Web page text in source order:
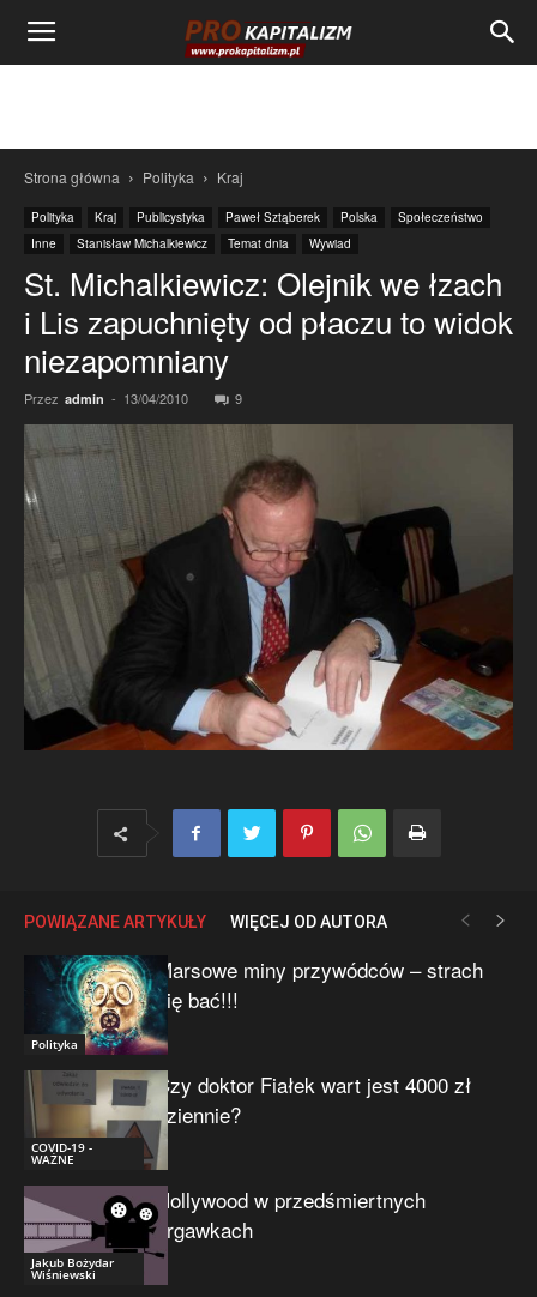
Strona główna Polityka Kraj
Polityka Kraj Publicystyka Paweł Sztąberek Polska
Społeczeństwo
Inne
Stanisław Michalkiewicz Temat dnia Wywiad
St. Michalkiewicz: Olejnik we łzach
i Lis zapuchnięty od płaczu to widok
niezapomniany
Przez admin - 13/04/2010 9
POWIĄZANE ARTYKUŁY WIĘCEJ OD AUTORA
Polityka
Marsowe miny przywódców – strach
się bać!!!
COVID-19 -
WAŻNE
Czy doktor Fiałek wart jest 4000 zł
dziennie?
Jakub Bożydar
Wiśniewski
Hollywood w przedśmiertnych
drgawkach